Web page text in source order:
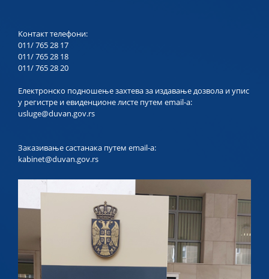
Контакт телефони:
011/ 765 28 17
011/ 765 28 18
011/ 765 28 20
Електронско подношење захтева за издавање дозвола и упис
у регистре и евиденционе листе путем email-a:
usluge@duvan.gov.rs
Заказивање састанака путем email-a:
kabinet@duvan.gov.rs